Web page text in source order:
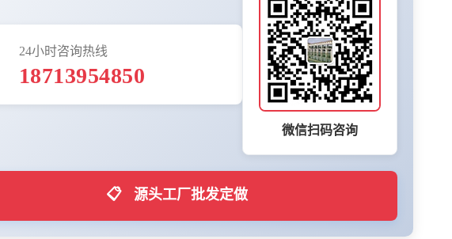
24小时咨询热线
18713954850
微信扫码咨询
📋 源头工厂批发定做